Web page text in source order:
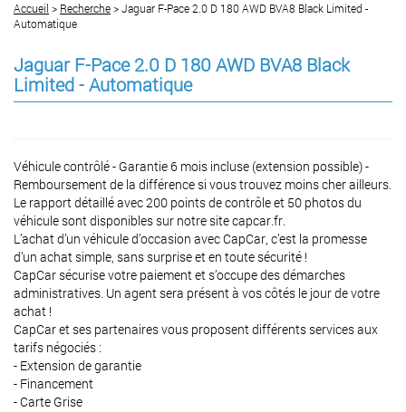
Accueil > Recherche> Jaguar F-Pace 2.0 D 180 AWD BVA8 Black Limited -
Automatique
Jaguar F-Pace 2.0 D 180 AWD BVA8 Black
Limited - Automatique
Véhicule contrôlé - Garantie 6 mois incluse (extension possible) -
Remboursement de la différence si vous trouvez moins cher ailleurs.
Le rapport détaillé avec 200 points de contrôle et 50 photos du
véhicule sont disponibles sur notre site capcar.fr.
L’achat d’un véhicule d’occasion avec CapCar, c’est la promesse
d’un achat simple, sans surprise et en toute sécurité !
CapCar sécurise votre paiement et s’occupe des démarches
administratives. Un agent sera présent à vos côtés le jour de votre
achat !
CapCar et ses partenaires vous proposent différents services aux
tarifs négociés :
- Extension de garantie
- Financement
- Carte Grise